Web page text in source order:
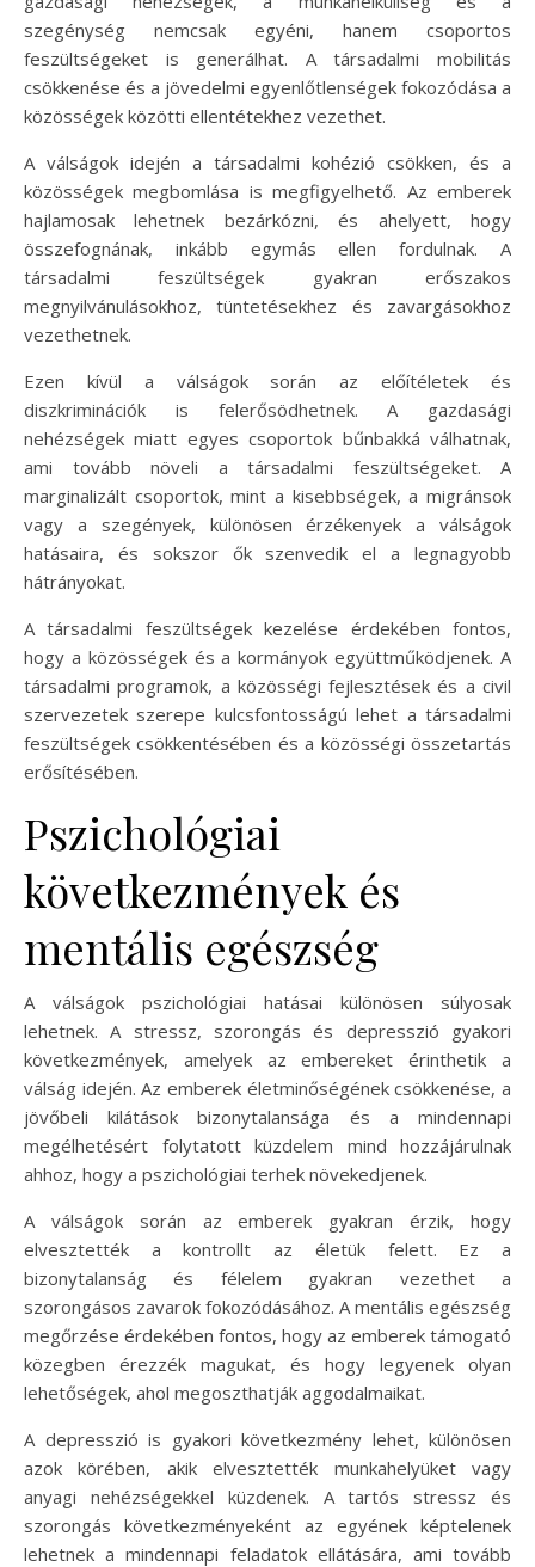
szegénység nemcsak egyéni, hanem csoportos
feszültségeket is generálhat. A társadalmi mobilitás
csökkenése és a jövedelmi egyenlőtlenségek fokozódása a
közösségek közötti ellentétekhez vezethet.
A válságok idején a társadalmi kohézió csökken, és a
közösségek megbomlása is megfigyelhető. Az emberek
hajlamosak lehetnek bezárkózni, és ahelyett, hogy
összefognának, inkább egymás ellen fordulnak. A
társadalmi feszültségek gyakran erőszakos
megnyilvánulásokhoz, tüntetésekhez és zavargásokhoz
vezethetnek.
Ezen kívül a válságok során az előítéletek és
diszkriminációk is felerősödhetnek. A gazdasági
nehézségek miatt egyes csoportok bűnbakká válhatnak,
ami tovább növeli a társadalmi feszültségeket. A
marginalizált csoportok, mint a kisebbségek, a migránsok
vagy a szegények, különösen érzékenyek a válságok
hatásaira, és sokszor ők szenvedik el a legnagyobb
hátrányokat.
A társadalmi feszültségek kezelése érdekében fontos,
hogy a közösségek és a kormányok együttműködjenek. A
társadalmi programok, a közösségi fejlesztések és a civil
szervezetek szerepe kulcsfontosságú lehet a társadalmi
feszültségek csökkentésében és a közösségi összetartás
erősítésében.
Pszichológiai
következmények és
mentális egészség
A válságok pszichológiai hatásai különösen súlyosak
lehetnek. A stressz, szorongás és depresszió gyakori
következmények, amelyek az embereket érinthetik a
válság idején. Az emberek életminőségének csökkenése, a
jövőbeli kilátások bizonytalansága és a mindennapi
megélhetésért folytatott küzdelem mind hozzájárulnak
ahhoz, hogy a pszichológiai terhek növekedjenek.
A válságok során az emberek gyakran érzik, hogy
elvesztették a kontrollt az életük felett. Ez a
bizonytalanság és félelem gyakran vezethet a
szorongásos zavarok fokozódásához. A mentális egészség
megőrzése érdekében fontos, hogy az emberek támogató
közegben érezzék magukat, és hogy legyenek olyan
lehetőségek, ahol megoszthatják aggodalmaikat.
A depresszió is gyakori következmény lehet, különösen
azok körében, akik elvesztették munkahelyüket vagy
anyagi nehézségekkel küzdenek. A tartós stressz és
szorongás következményeként az egyének képtelenek
lehetnek a mindennapi feladatok ellátására, ami tovább